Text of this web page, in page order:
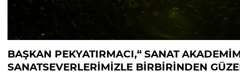
BAŞKAN PEKYATIRMACI,“ SANAT
SANATSEVERLERİMİZLE BİRBİRİNDEN